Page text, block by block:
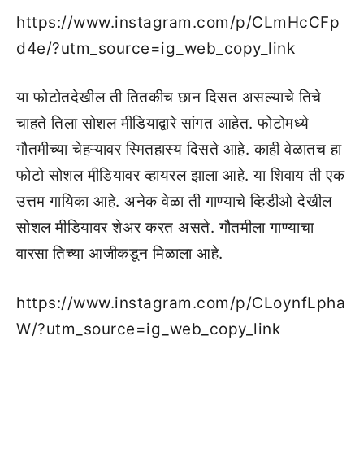
https://www.instagram.com/p/CLmHcCFp
d4e/?utm_source=ig_web_copy_link
या फोटोतदेखील ती तितकीच छान दिसत असल्याचे तिचे
चाहते तिला सोशल मीडियाद्वारे सांगत आहेत. फोटोमध्ये
गौतमीच्या चेहऱ्यावर स्मितहास्य दिसते आहे. काही वेळातच हा
फोटो सोशल मी़डियावर व्हायरल झाला आहे. या शिवाय ती एक
उत्तम गायिका आहे. अनेक वेळा ती गाण्याचे व्हिडीओ देखील
सोशल मीडियावर शेअर करत असते. गौतमीला गाण्याचा
वारसा तिच्या आजीकडून मिळाला आहे.
https://www.instagram.com/p/CLoynfLpha
W/?utm_source=ig_web_copy_link